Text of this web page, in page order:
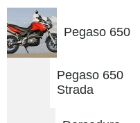
Pegaso 650
Pegaso 650
Strada